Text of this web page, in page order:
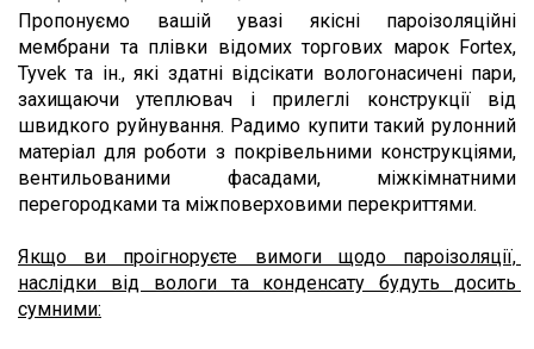
Пропонуємо вашій увазі якісні пароізоляційні
мембрани та плівки відомих торгових марок Fortex,
Tyvek та ін., які здатні відсікати вологонасичені пари,
захищаючи утеплювач і прилеглі конструкції від
швидкого руйнування. Радимо купити такий рулонний
матеріал для роботи з покрівельними конструкціями,
вентильованими фасадами, міжкімнатними
перегородками та міжповерховими перекриттями.
Якщо ви проігноруєте вимоги щодо пароізоляції,
наслідки від вологи та конденсату будуть досить
сумними: